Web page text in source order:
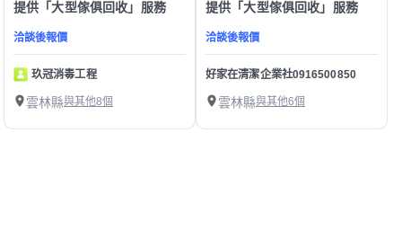
提供「大型傢俱回收」服務
洽談後報價
玖冠消毒工程
雲林縣與其他8個
提供「大型傢俱回收」服務
洽談後報價
好家在清潔企業社0916500850
雲林縣與其他6個